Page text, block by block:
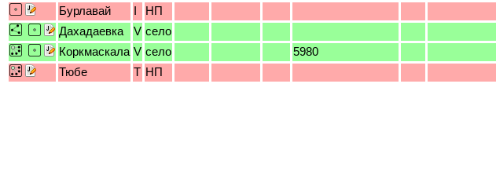
Бурлавай I
НП
Дахадаевка
V село
Коркмаскала V село 5980
Тюбе
T НП